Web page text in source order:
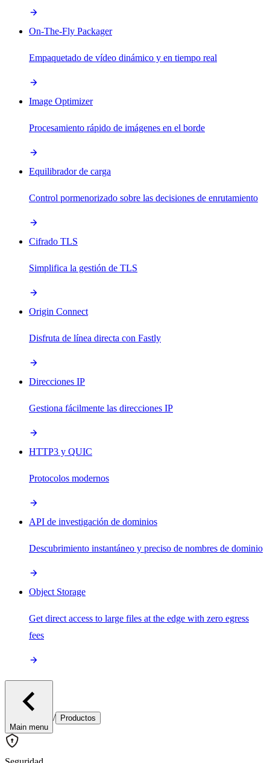
On-The-Fly Packager
Empaquetado de vídeo dinámico y en tiempo real
Image Optimizer
Procesamiento rápido de imágenes en el borde
Equilibrador de carga
Control pormenorizado sobre las decisiones de enrutamiento
Cifrado TLS
Simplifica la gestión de TLS
Origin Connect
Disfruta de línea directa con Fastly
Direcciones IP
Gestiona fácilmente las direcciones IP
HTTP3 y QUIC
Protocolos modernos
API de investigación de dominios
Descubrimiento instantáneo y preciso de nombres de dominio
Object Storage
Get direct access to large files at the edge with zero egress
fees
Main menu
/ Productos